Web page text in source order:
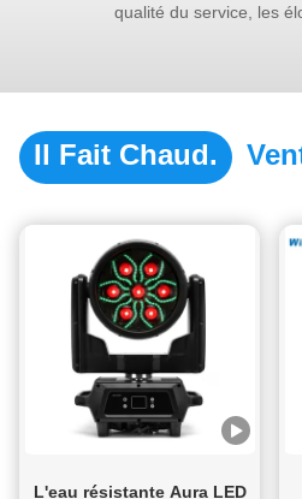
qualité du service, les
Il Fait Chaud.
L'eau résistante Aura LED